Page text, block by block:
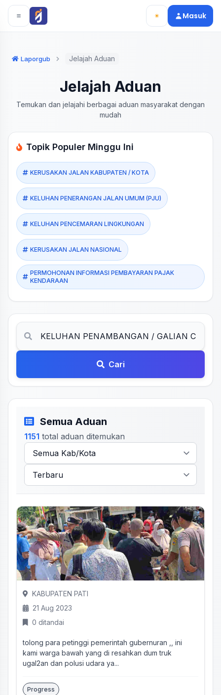
Langsung ke konten utama
Langsung ke navigasi
Masuk
Laporgub Jelajah Aduan
Jelajah Aduan
Temukan dan jelajahi berbagai aduan masyarakat dengan
mudah
Topik Populer Minggu Ini
KERUSAKAN JALAN KABUPATEN / KOTA
KELUHAN PENERANGAN JALAN UMUM (PJU)
KELUHAN PENCEMARAN LINGKUNGAN
KERUSAKAN JALAN NASIONAL
PERMOHONAN INFORMASI PEMBAYARAN PAJAK
KENDARAAN
Cari
Semua Aduan
1151 total aduan ditemukan
KABUPATEN PATI
21 Aug 2023
0 ditandai
tolong para petinggi pemerintah gubernuran ,, ini
kami warga bawah yang di resahkan dum truk
ugal2an dan polusi udara ya...
Progress